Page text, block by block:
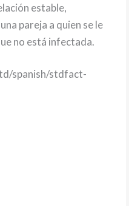
estable,
pareja a quien se le
no está infectada.
spanish/stdfact-